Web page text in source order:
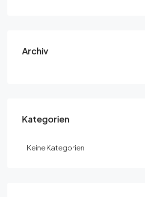
Archiv
Kategorien
Keine Kategorien